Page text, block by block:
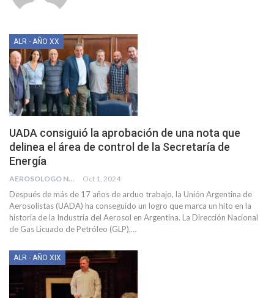
ALR - AÑO XX
UADA consiguió la aprobación de una nota que
delinea el área de control de la Secretaría de
Energía
AEROSOLOGO NEWS Oct 1, 2024
Después de más de 17 años de arduo trabajo, la Unión Argentina de
Aerosolistas (UADA) ha conseguido un logro que marca un hito en la
historia de la Industria del Aerosol en Argentina. La Dirección Nacional
de Gas Licuado de Petróleo (GLP),…
ALR - AÑO XIX